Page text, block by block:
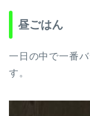
昼ごはん
一日の中で一番
す。